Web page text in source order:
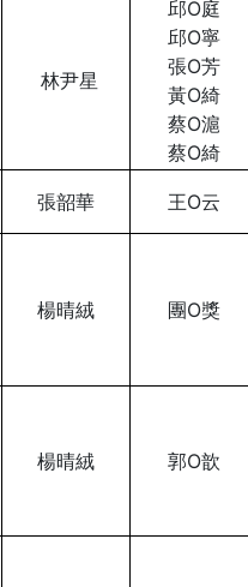
林尹星
邱O庭
邱O寧
張O芳
黃O綺
蔡O滬
蔡O綺
張韶華 王O云
楊晴絨 團O獎
楊晴絨 郭O歆